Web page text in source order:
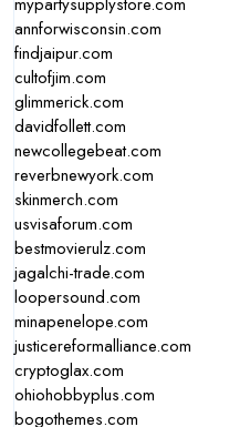
annforwisconsin.com
findjaipur.com
cultofjim.com
glimmerick.com
davidfollett.com
newcollegebeat.com
reverbnewyork.com
skinmerch.com
usvisaforum.com
bestmovierulz.com
jagalchi-trade.com
loopersound.com
minapenelope.com
justicereformalliance.com
cryptoglax.com
ohiohobbyplus.com
bogothemes.com